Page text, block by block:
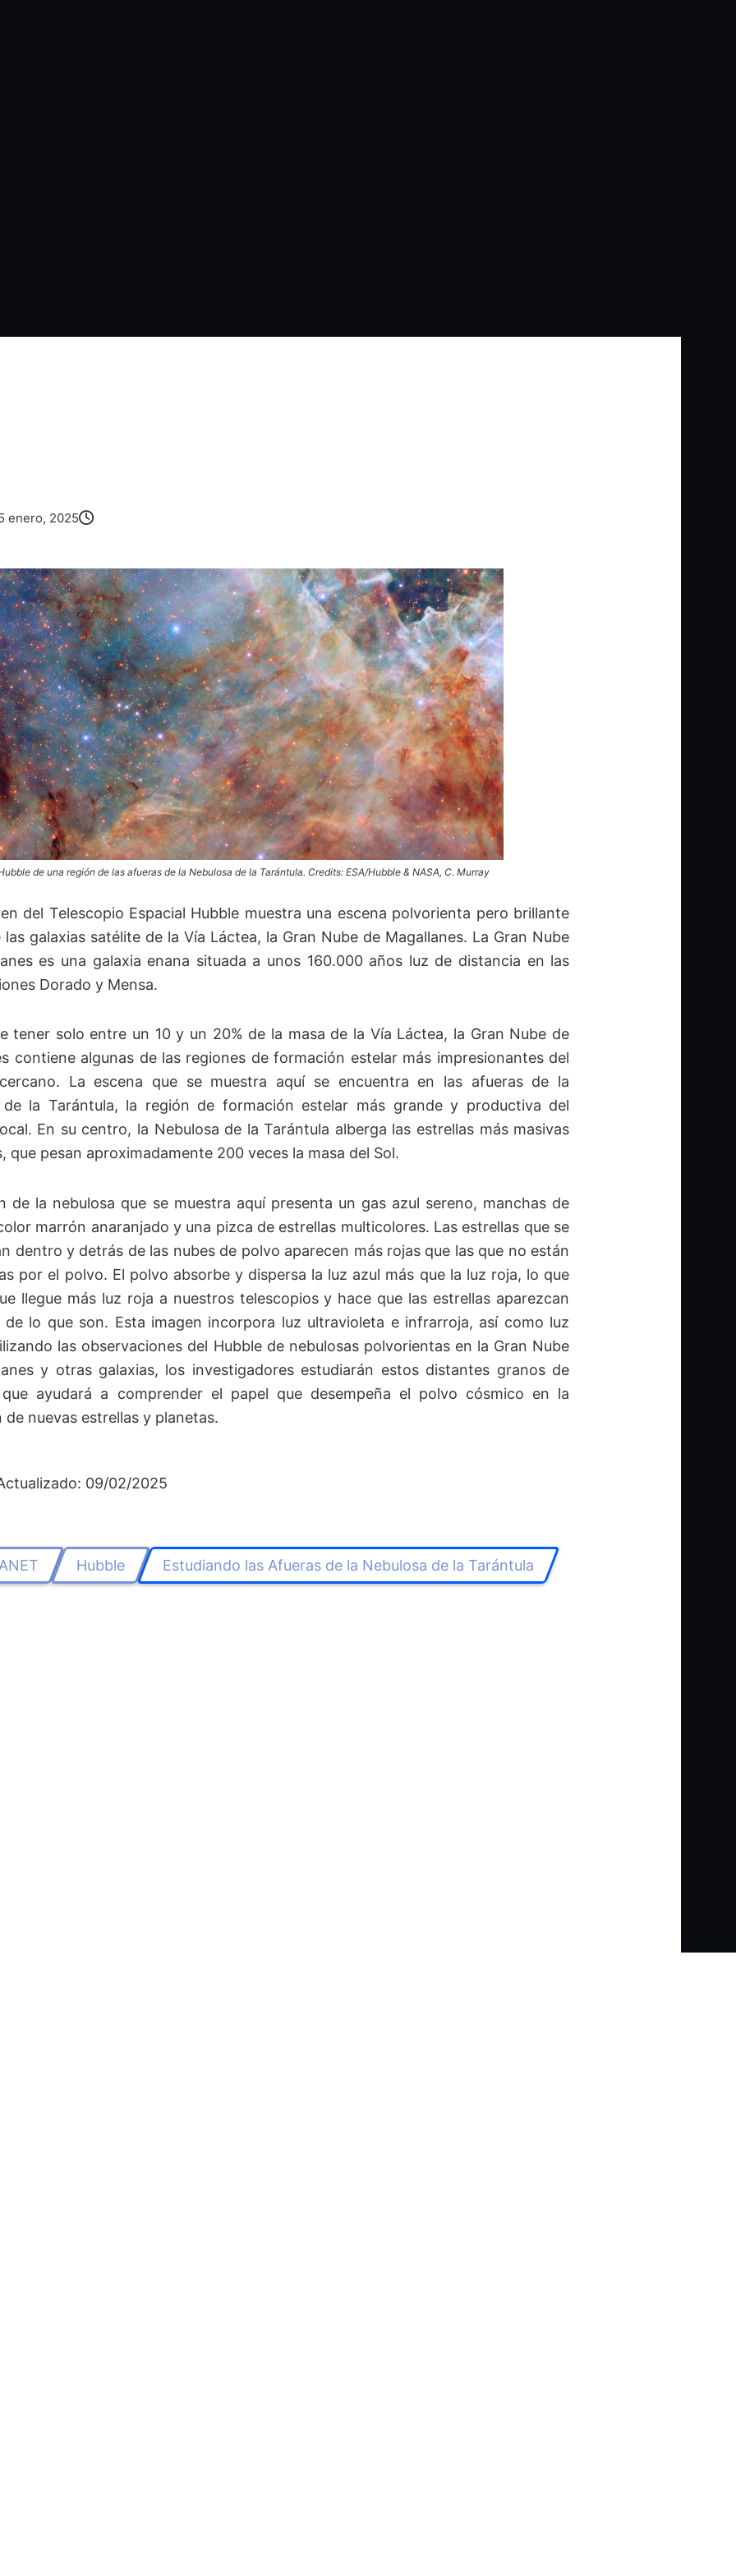
enero, 2025
de una región de las afueras de la Nebulosa de la Tarántula. Credits: ESA/Hubble & NASA, C. Murray
del Telescopio Espacial Hubble muestra una escena polvorienta pero brillante
las galaxias satélite de la Vía Láctea, la Gran Nube de Magallanes. La Gran Nube
es una galaxia enana situada a unos 160.000 años luz de distancia en las
Dorado y Mensa.
tener solo entre un 10 y un 20% de la masa de la Vía Láctea, la Gran Nube de
contiene algunas de las regiones de formación estelar más impresionantes del
La escena que se muestra aquí se encuentra en las afueras de la
de la Tarántula, la región de formación estelar más grande y productiva del
En su centro, la Nebulosa de la Tarántula alberga las estrellas más masivas
que pesan aproximadamente 200 veces la masa del Sol.
de la nebulosa que se muestra aquí presenta un gas azul sereno, manchas de
marrón anaranjado y una pizca de estrellas multicolores. Las estrellas que se
dentro y detrás de las nubes de polvo aparecen más rojas que las que no están
por el polvo. El polvo absorbe y dispersa la luz azul más que la luz roja, lo que
llegue más luz roja a nuestros telescopios y hace que las estrellas aparezcan
de lo que son. Esta imagen incorpora luz ultravioleta e infrarroja, así como luz
las observaciones del Hubble de nebulosas polvorientas en la Gran Nube
y otras galaxias, los investigadores estudiarán estos distantes granos de
ayudará a comprender el papel que desempeña el polvo cósmico en la
nuevas estrellas y planetas.
09/02/2025
Hubble Estudiando las Afueras de la Nebulosa de la Tarántula